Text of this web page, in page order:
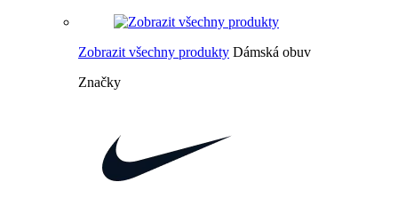
Zobrazit všechny produkty Dámská obuv
Značky